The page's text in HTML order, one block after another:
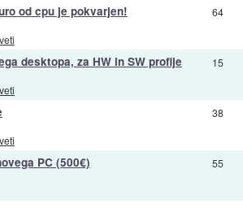
od cpu je pokvarjen! 64
desktopa, za HW in SW profije 15
38
PC (500€) 55